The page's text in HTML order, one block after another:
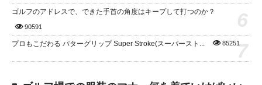
ゴルフのアドレスで、できた手首の角度はキープして打つのか？
90591
プロもこだわる パターグリップ Super Stroke(スーパースト... 852517